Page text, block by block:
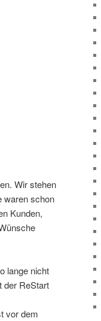
Wir stehen
waren schon
Kunden,
lange nicht
der ReStart
vor dem